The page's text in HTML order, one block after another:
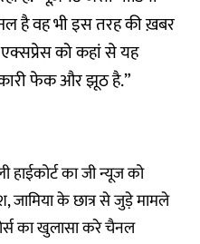
है वह भी इस तरह की ख़बर
एक्सप्रेस को कहां से यह
फेक और झूठ है.”
हाईकोर्ट का जी न्यूज को
जामिया के छात्र से जुड़े मामले
का खुलासा करे चैनल